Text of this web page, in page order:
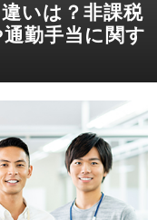
いは？非課税
勤手当に関す